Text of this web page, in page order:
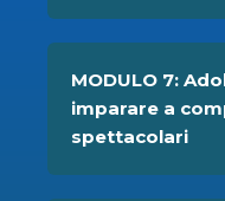
MODULO 7:
imparare a
spettacolari